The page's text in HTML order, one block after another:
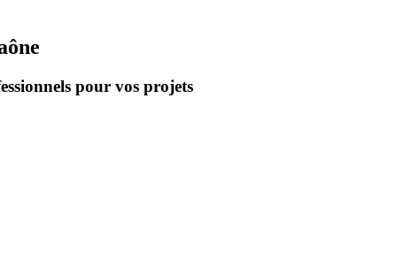
pour vos projets